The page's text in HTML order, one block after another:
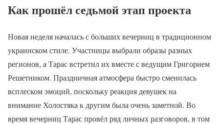
Как прошёл седьмой этап проекта
Новая неделя началась с больших вечерниц в традиционном
украинском стиле. Участницы выбрали образы разных
регионов, а Тарас встретил их вместе с ведущим Григорием
Решетником. Праздничная атмосфера быстро сменилась
всплеском эмоций, поскольку реакция девушек на
внимание Холостяка к другим была очень заметной. Во
время вечерниц Тарас провёл ряд личных разговоров, в том